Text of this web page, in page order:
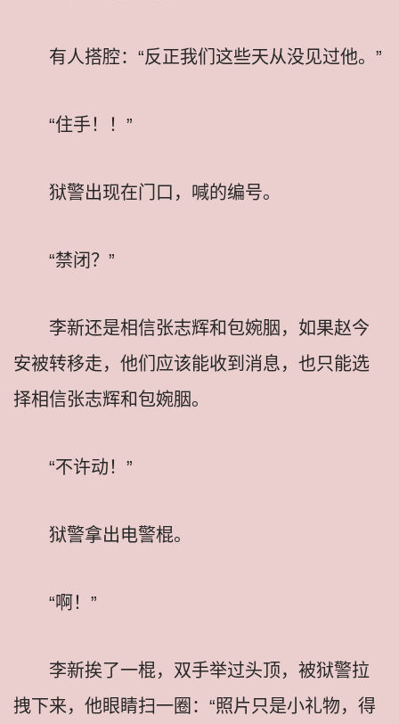
有人搭腔：“反正我们这些天从没见过他。”
“住手！！”
狱警出现在门口，喊的编号。
“禁闭？”
李新还是相信张志辉和包婉胭，如果赵今
安被转移走，他们应该能收到消息，也只能选
择相信张志辉和包婉胭。
“不许动！”
狱警拿出电警棍。
“啊！”
李新挨了一棍，双手举过头顶，被狱警拉
拽下来，他眼睛扫一圈：“照片只是小礼物，得